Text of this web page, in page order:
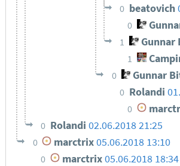
0 beatovich
0
1 Gunnar
1
0 Gunnar
0 Rolandi
0
0 Rolandi 02.06.2018 21:25
0 marctrix05.06.2018 13:10
0 marctrix 05.06.2018 18:34